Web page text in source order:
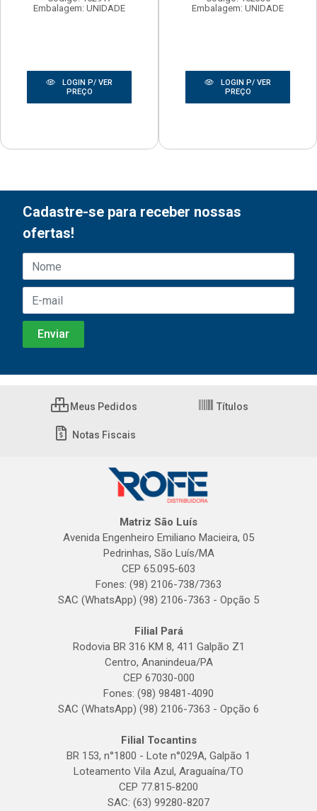
Embalagem: UNIDADE
LOGIN P/ VER
PREÇO
Embalagem: UNIDADE
LOGIN P/ VER
PREÇO
Cadastre-se para receber nossas
ofertas!
Meus Pedidos Títulos
Notas Fiscais
Matriz São Luís
Avenida Engenheiro Emiliano Macieira, 05
Pedrinhas, São Luís/MA
CEP 65.095-603
Fones: (98) 2106-738/7363
SAC (WhatsApp) (98) 2106-7363 - Opção 5
Filial Pará
Rodovia BR 316 KM 8, 411 Galpão Z1
Centro, Ananindeua/PA
CEP 67030-000
Fones: (98) 98481-4090
SAC (WhatsApp) (98) 2106-7363 - Opção 6
Filial Tocantins
BR 153, n°1800 - Lote n°029A, Galpão 1
Loteamento Vila Azul, Araguaína/TO
CEP 77.815-8200
SAC: (63) 99280-8207